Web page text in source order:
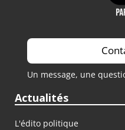
Un message, une
Actualités
L'édito politique